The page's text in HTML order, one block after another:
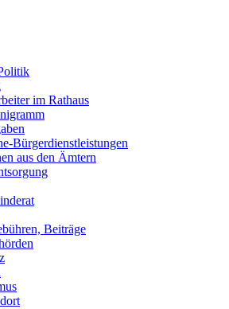
im Rathaus
Bürgerdienstleistungen
aus den Ämtern
Beiträge